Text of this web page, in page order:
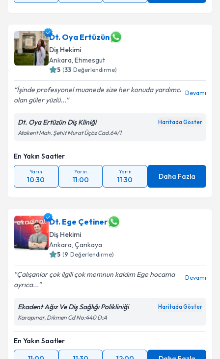
Dt. Oya Ertüzün
Diş Hekimi
Ankara, Etimesgut
5 (33 Değerlendirme)
İşinde profesyonel muanede size her konuda yardımcı
olan güler yüzlü...
Devamı
Dt. Oya Ertüzün Diş Kliniği Haritada Göster
Atakent Mah. Şehit Murat Üçöz Cad.64/1
En Yakın Saatler
Yarın
10:30
Yarın
11:00
Yarın
11:30 Daha Fazla
Dt. Ege Çetiner
Diş Hekimi
Ankara, Çankaya
5 (9 Değerlendirme)
Çalışanlar çok ilgili çok memnun kaldım Ege hocama
ayrıca...
Devamı
Ekadent Ağız Ve Diş Sağlığı Polikliniği Haritada Göster
Karapınar, Dikmen Cd No:440 D:A
En Yakın Saatler